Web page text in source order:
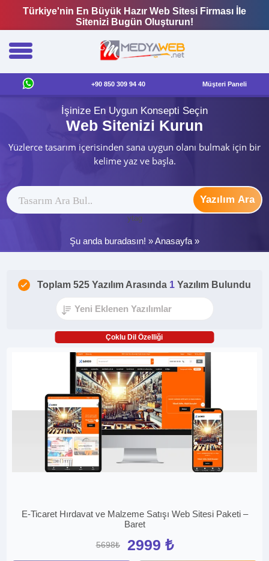
Türkiye'nin En Büyük Hazır Web Sitesi Firması İle
Sitenizi Bugün Oluşturun!
+90 850 309 94 40 Müşteri Paneli
İşinize En Uygun Konsepti Seçin
Web Sitenizi Kurun
Yüzlerce tasarım içerisinden sana uygun olanı bulmak için bir
kelime yaz ve başla.
Yazılım Ara
ytag
Şu anda buradasın! »Anasayfa »
Toplam 525 Yazılım Arasında 1 Yazılım Bulundu
Çoklu Dil Özelliği
E-Ticaret Hırdavat ve Malzeme Satışı Web Sitesi Paketi –
Baret
5698₺ 2999 ₺